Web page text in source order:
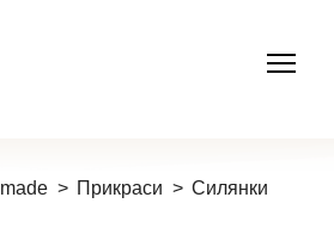
Прикраси Силянки